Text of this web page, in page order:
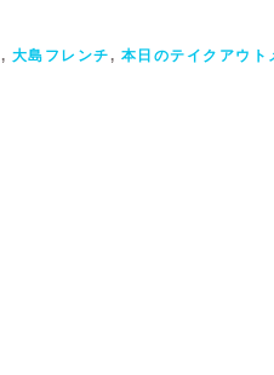
, 大島フレンチ , 本日のテイクアウト